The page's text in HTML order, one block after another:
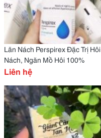
Lăn Nách Perspirex Đặc Trị Hôi
Nách, Ngăn Mồ Hôi 100%
Liên hệ